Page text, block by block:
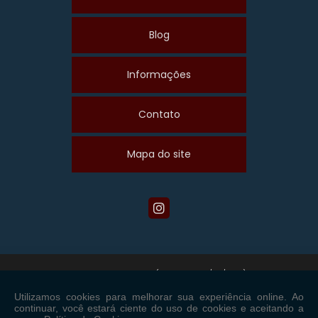
GRADE PARA PISO
INSTALAÇÃO DE LAJE STEEL DECK
LÂMINA RAIADA NORMAL
MEZANINO DE AÇO
MONTAGEM DE MEZANINO
Blog
Informações
Contato
Mapa do site
Copyright © Maiscom. (Lei 9610 de 19/02/1998)
W3C